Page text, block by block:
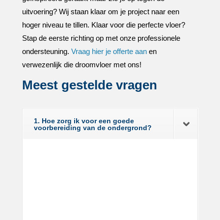
uitvoering? Wij staan klaar om je project naar een
hoger niveau te tillen.​ Klaar voor die perfecte vloer?
Stap de eerste richting op met onze professionele
ondersteuning.​ Vraag hier je offerte aanen
verwezenlijk die droomvloer met ons!
Meest gestelde vragen
1. Hoe zorg ik voor een goede
voorbereiding van de ondergrond?